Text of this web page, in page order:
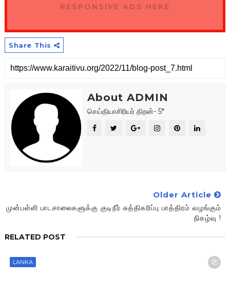
RESPONSIVE ADS HERE
Share This
About ADMIN
செய்தியாசிரியர் திறன்- 5*
Older Article
முன்பள்ளி பாடசாலைகளுக்கு குடிநீர் சுத்திகரிப்பு பாத்திரம் வழங்கும்
நிகழ்வு !
RELATED POST
LANKA